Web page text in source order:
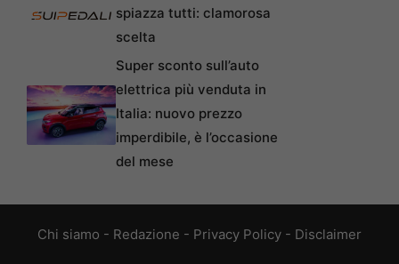
spiazza tutti: clamorosa
scelta
Super sconto sull’auto
elettrica più venduta in
Italia: nuovo prezzo
imperdibile, è l’occasione
del mese
Chi siamo - Redazione - Privacy Policy - Disclaimer